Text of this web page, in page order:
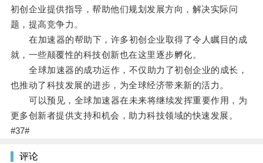
初创企业提供指导，帮助他们规划发展方向，解决实际问
题，提高竞争力。
在加速器的帮助下，许多初创企业取得了令人瞩目的成
就，一些颠覆性的科技创新也在这里逐步孵化。
全球加速器的成功运作，不仅助力了初创企业的成长，
也推动了科技发展的进步，为全球经济带来新的活力。
可以预见，全球加速器在未来将继续发挥重要作用，为
更多创新者提供支持和机会，助力科技领域的快速发展。
#37#
评论